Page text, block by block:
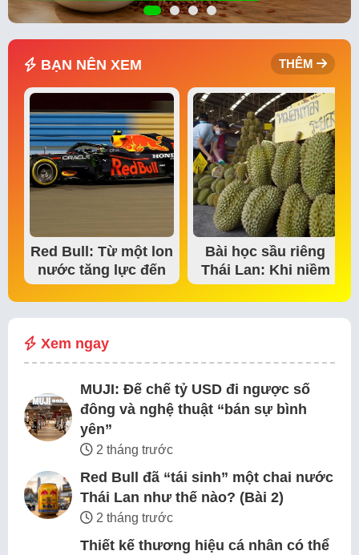
BẠN NÊN XEM THÊM
Red Bull: Từ một lon
nước tăng lực đến
đế chế thể…
Bài học sầu riêng
Thái Lan: Khi niềm
tin thị trường bắt…
Xem ngay
MUJI: Đế chế tỷ USD đi ngược số
đông và nghệ thuật “bán sự bình
yên”
2 tháng trước
Red Bull đã “tái sinh” một chai nước
Thái Lan như thế nào? (Bài 2)
2 tháng trước
Thiết kế thương hiệu cá nhân có thể